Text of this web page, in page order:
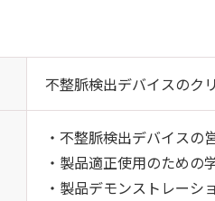
不整脈検出デバイスのク
・不整脈検出デバイスの
・製品適正使用のための
・製品デモンストレーシ